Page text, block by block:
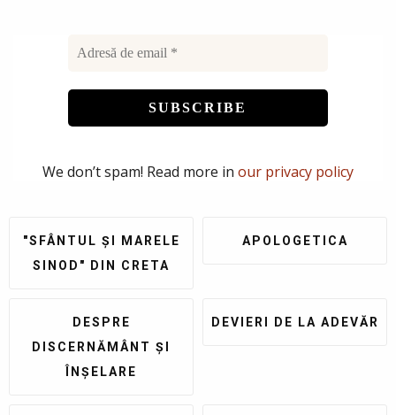
We don’t spam! Read more in our privacy policy
"SFÂNTUL ȘI MARELE
SINOD" DIN CRETA
APOLOGETICA
DESPRE
DISCERNĂMÂNT ȘI
ÎNȘELARE
DEVIERI DE LA ADEVĂR